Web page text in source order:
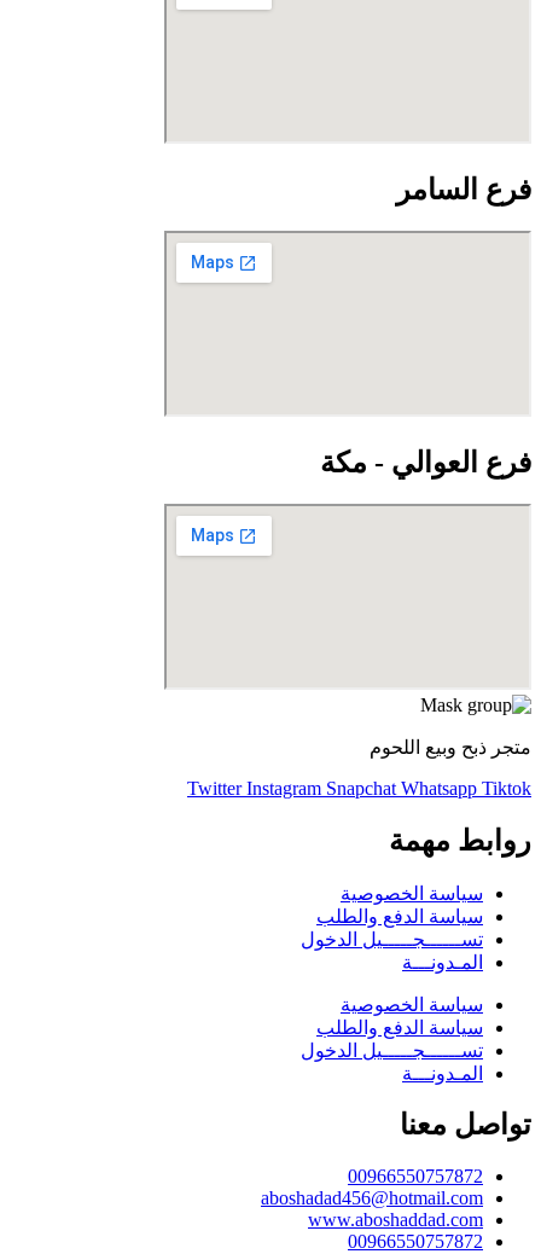
فرع السامر
فرع العوالي - مكة
متجر ذبح وبيع اللحوم
Twitter Instagram Snapchat Whatsapp Tiktok
روابط مهمة
سياسة الخصوصية
سياسة الدفع والطلب
تســــــجـــــيل الدخول
المـدونـــة
سياسة الخصوصية
سياسة الدفع والطلب
تســــــجـــــيل الدخول
المـدونـــة
تواصل معنا
00966550757872
aboshadad456@hotmail.com
www.aboshaddad.com
00966550757872